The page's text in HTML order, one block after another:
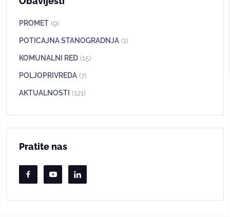
PROMET (9)
POTICAJNA STANOGRADNJA (1)
KOMUNALNI RED (15)
POLJOPRIVREDA (7)
AKTUALNOSTI (121)
Pratite nas